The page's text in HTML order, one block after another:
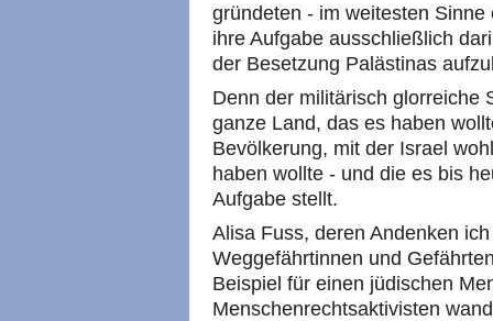
gründeten - im weitesten
ihre Aufgabe ausschließlich
der Besetzung Palästinas
Denn der militärisch glorreiche
ganze Land, das es haben
Bevölkerung, mit der Israel
haben wollte - und die es bis
Aufgabe stellt.
Alisa Fuss, deren Andenken
Weggefährtinnen und
Beispiel für einen jüdischen
Menschenrechtsaktivisten